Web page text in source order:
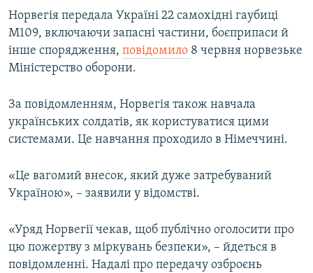
КТАТ
Усі сайти RFE/RL
Норвегія передала Україні 22 самохідні гаубиці
M109, включаючи запасні частини, боєприпаси й
інше спорядження, повідомило 8 червня норвезьке
Міністерство оборони.
За повідомленням, Норвегія також навчала
українських солдатів, як користуватися цими
системами. Це навчання проходило в Німеччині.
«Це вагомий внесок, який дуже затребуваний
Україною», – заявили у відомстві.
«Уряд Норвегії чекав, щоб публічно оголосити про
цю пожертву з міркувань безпеки», – йдеться в
повідомленні. Надалі про передачу озброєнь